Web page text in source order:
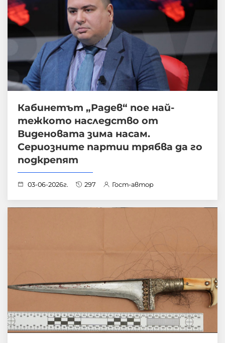
Кабинетът „Радев“ пое най-
тежкото наследство от
Виденовата зима насам.
Сериозните партии трябва да го
подкрепят
03-06-2026г. 297 Гост-автор